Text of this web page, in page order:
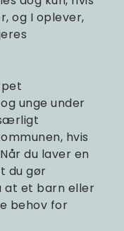
og I oplever,
unge under
hvis
du laver en
du gør
at et barn eller
behov for